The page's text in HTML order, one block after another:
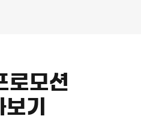
로모션
기